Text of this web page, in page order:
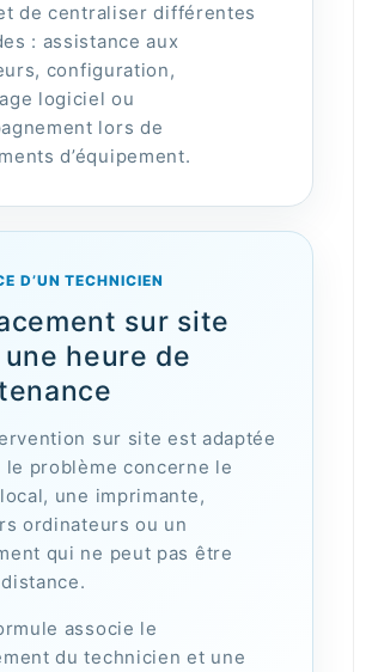
de centraliser différentes
: assistance aux
configuration,
logiciel ou
lors de
d’équipement.
D’UN TECHNICIEN
sur site
heure de
sur site est adaptée
le problème concerne le
une imprimante,
ordinateurs ou un
qui ne peut pas être
associe le
du technicien et une